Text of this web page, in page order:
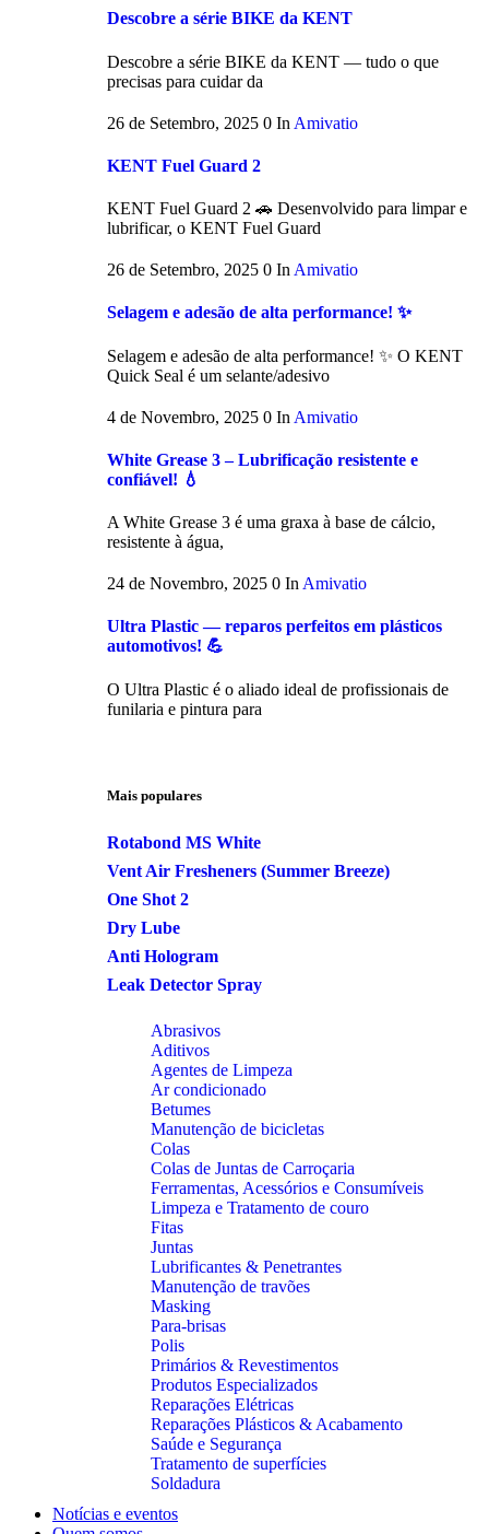
Descobre a série BIKE da KENT
Descobre a série BIKE da KENT — tudo o que
precisas para cuidar da
26 de Setembro, 2025 0 In Amivatio
KENT Fuel Guard 2
KENT Fuel Guard 2 🚗 Desenvolvido para limpar e
lubrificar, o KENT Fuel Guard
26 de Setembro, 2025 0 In Amivatio
Selagem e adesão de alta performance! ✨
Selagem e adesão de alta performance! ✨ O KENT
Quick Seal é um selante/adesivo
4 de Novembro, 2025 0 In Amivatio
White Grease 3 – Lubrificação resistente e
confiável! 💧
A White Grease 3 é uma graxa à base de cálcio,
resistente à água,
24 de Novembro, 2025 0 In Amivatio
Ultra Plastic — reparos perfeitos em plásticos
automotivos! 💪
O Ultra Plastic é o aliado ideal de profissionais de
funilaria e pintura para
Mais populares
Rotabond MS White
Vent Air Fresheners (Summer Breeze)
One Shot 2
Dry Lube
Anti Hologram
Leak Detector Spray
Abrasivos
Aditivos
Agentes de Limpeza
Ar condicionado
Betumes
Manutenção de bicicletas
Colas
Colas de Juntas de Carroçaria
Ferramentas, Acessórios e Consumíveis
Limpeza e Tratamento de couro
Fitas
Juntas
Lubrificantes & Penetrantes
Manutenção de travões
Masking
Para-brisas
Polis
Primários & Revestimentos
Produtos Especializados
Reparações Elétricas
Reparações Plásticos & Acabamento
Saúde e Segurança
Tratamento de superfícies
Soldadura
Notícias e eventos